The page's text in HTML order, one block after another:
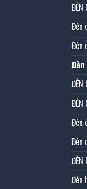
ĐÈN
Đèn
Đèn
Đèn
ĐÈN
ĐÈN
Đèn
Đèn
ĐÈN
Đèn